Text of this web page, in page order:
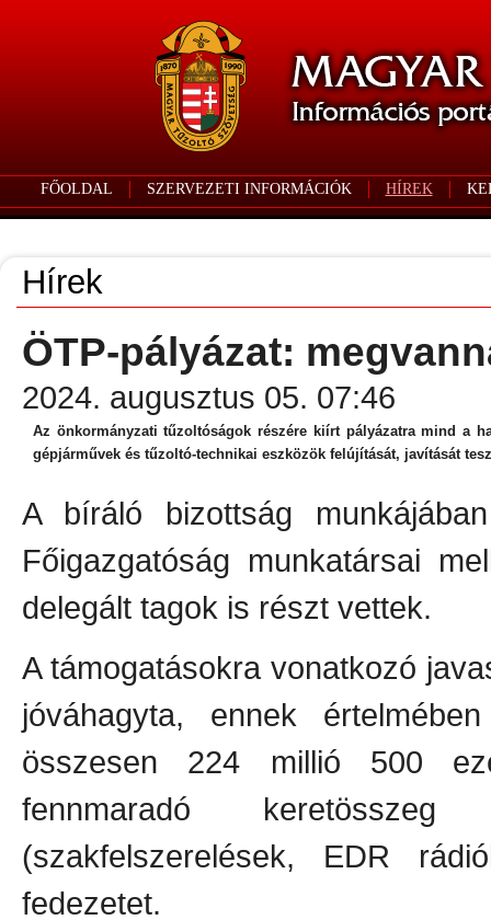
FŐOLDAL SZERVEZETI INFORMÁCIÓK HÍREK
Hírek
ÖTP-pályázat:
2024. augusztus 05. 07:46
Az önkormányzati tűzoltóságok részére kiírt pályázatra mind a
gépjárművek és tűzoltó-technikai eszközök felújítását, javítását
A bíráló bizottság
Főigazgatóság munkatársai
delegált tagok is részt vettek.
A támogatásokra vonatkozó
jóváhagyta, ennek
összesen 224 millió 500
fennmaradó
(szakfelszerelések, EDR
fedezetet.